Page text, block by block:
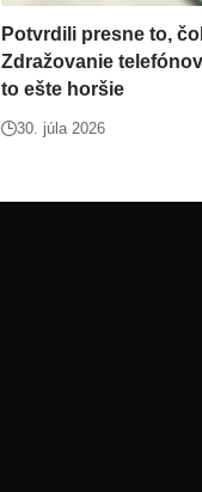
Potvrdili presne to,
Zdražovanie
to ešte horšie
30. júla 2026